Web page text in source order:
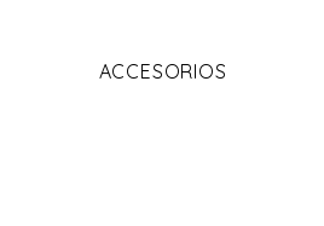
ACCESORIOS